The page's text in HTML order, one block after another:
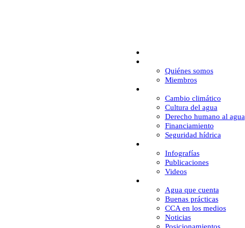
Quiénes somos
Miembros
Cambio climático
Cultura del agua
Derecho humano al agua
Financiamiento
Seguridad hídrica
Infografías
Publicaciones
Videos
Agua que cuenta
Buenas prácticas
CCA en los medios
Noticias